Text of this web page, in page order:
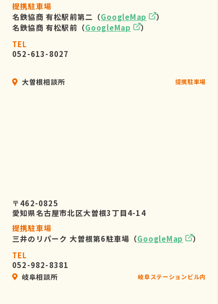
提携駐車場
名鉄協商 有松駅前第二（GoogleMap
）
名鉄協商 有松駅前（GoogleMap
）
TEL
052-613-8027
大曽根相談所 提携駐車場
〒462-0825
愛知県名古屋市北区大曽根3丁目4-14
提携駐車場
三井のリパーク 大曽根第6駐車場（GoogleMap
）
TEL
052-982-8381
岐阜相談所 岐阜ステーションビル内